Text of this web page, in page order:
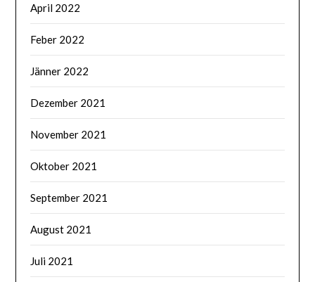
April 2022
Feber 2022
Jänner 2022
Dezember 2021
November 2021
Oktober 2021
September 2021
August 2021
Juli 2021